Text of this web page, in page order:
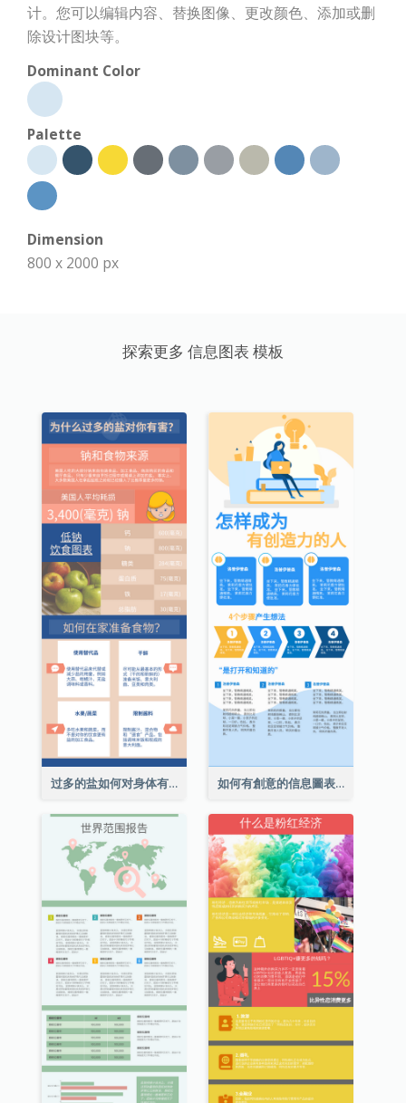
计。您可以编辑内容、替换图像、更改颜色、添加或删
除设计图块等。
Dominant Color
Palette
Dimension
800 x 2000 px
探索更多 信息图表 模板
过多的盐如何对身体有害信息图表 如何有創意的信息圖表